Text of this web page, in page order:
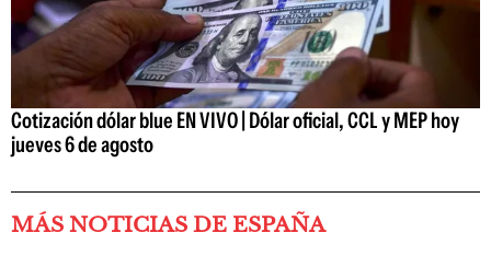
Cotización dólar blue EN VIVO | Dólar oficial, CCL y MEP hoy
jueves 6 de agosto
MÁS NOTICIAS DE ESPAÑA